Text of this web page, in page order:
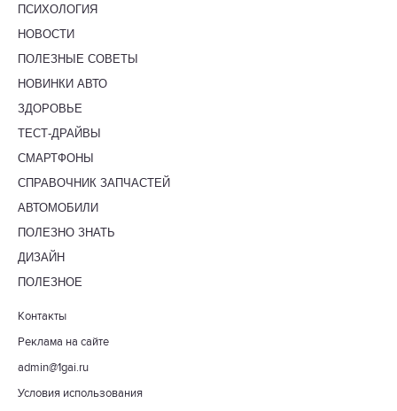
ПСИХОЛОГИЯ
НОВОСТИ
ПОЛЕЗНЫЕ СОВЕТЫ
НОВИНКИ АВТО
ЗДОРОВЬЕ
ТЕСТ-ДРАЙВЫ
СМАРТФОНЫ
СПРАВОЧНИК ЗАПЧАСТЕЙ
АВТОМОБИЛИ
ПОЛЕЗНО ЗНАТЬ
ДИЗАЙН
ПОЛЕЗНОЕ
Контакты
Реклама на сайте
admin@1gai.ru
Условия использования